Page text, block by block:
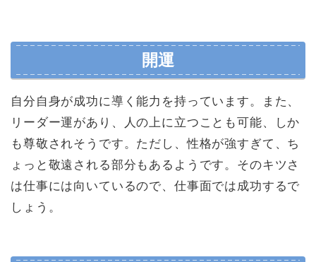
開運
自分自身が成功に導く能力を持っています。また、
リーダー運があり、人の上に立つことも可能、しか
も尊敬されそうです。ただし、性格が強すぎて、ち
ょっと敬遠される部分もあるようです。そのキツさ
は仕事には向いているので、仕事面では成功するで
しょう。